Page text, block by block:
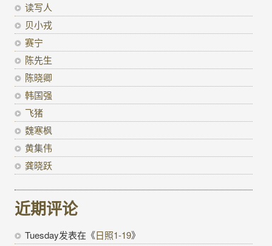
读写人
贝小戎
赛宁
陈先生
陈晓卿
韩国强
飞猪
魏寒枫
黄集伟
龚晓跃
近期评论
Tuesday发表在《日照1-19》